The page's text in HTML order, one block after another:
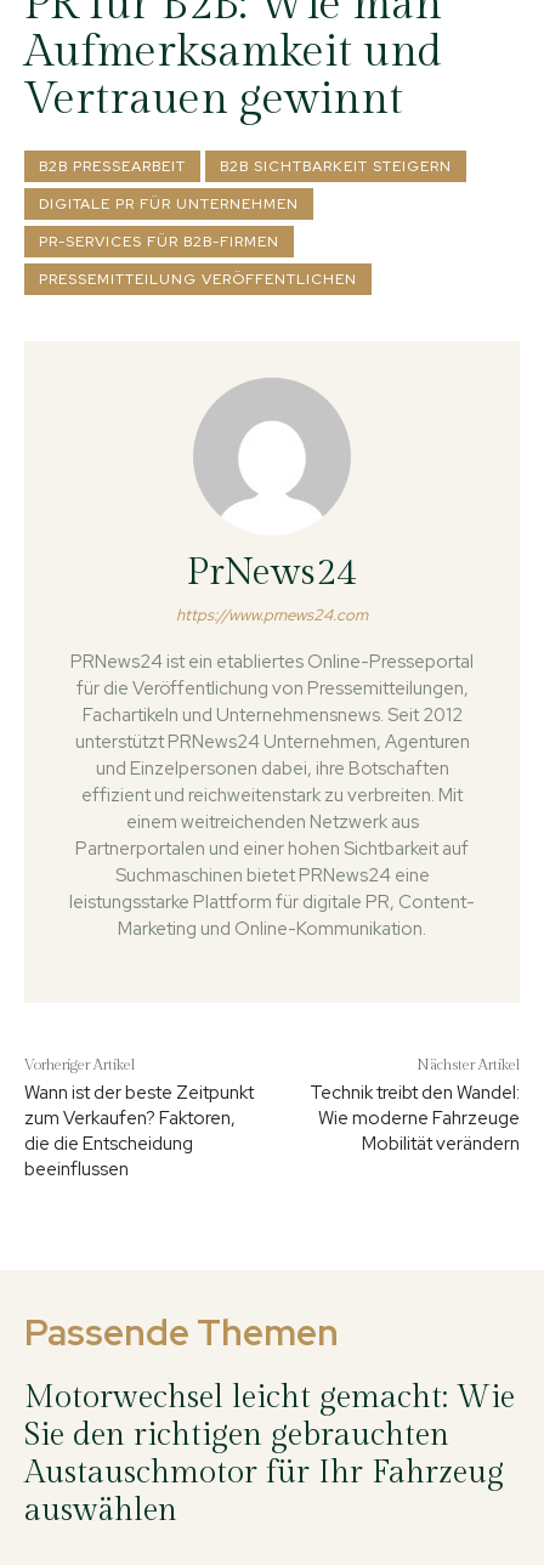
Aufmerksamkeit und
Vertrauen gewinnt
B2B PRESSEARBEIT
B2B SICHTBARKEIT STEIGERN
DIGITALE PR FÜR UNTERNEHMEN
PR-SERVICES FÜR B2B-FIRMEN
PRESSEMITTEILUNG VERÖFFENTLICHEN
PrNews24
https://www.prnews24.com
PRNews24 ist ein etabliertes Online-Presseportal
für die Veröffentlichung von Pressemitteilungen,
Fachartikeln und Unternehmensnews. Seit 2012
unterstützt PRNews24 Unternehmen, Agenturen
und Einzelpersonen dabei, ihre Botschaften
effizient und reichweitenstark zu verbreiten. Mit
einem weitreichenden Netzwerk aus
Partnerportalen und einer hohen Sichtbarkeit auf
Suchmaschinen bietet PRNews24 eine
leistungsstarke Plattform für digitale PR, Content-
Marketing und Online-Kommunikation.
Vorheriger Artikel
Wann ist der beste Zeitpunkt
zum Verkaufen? Faktoren,
die die Entscheidung
beeinflussen
Nächster Artikel
Technik treibt den Wandel:
Wie moderne Fahrzeuge
Mobilität verändern
Passende Themen
Motorwechsel leicht gemacht: Wie
Sie den richtigen gebrauchten
Austauschmotor für Ihr Fahrzeug
auswählen